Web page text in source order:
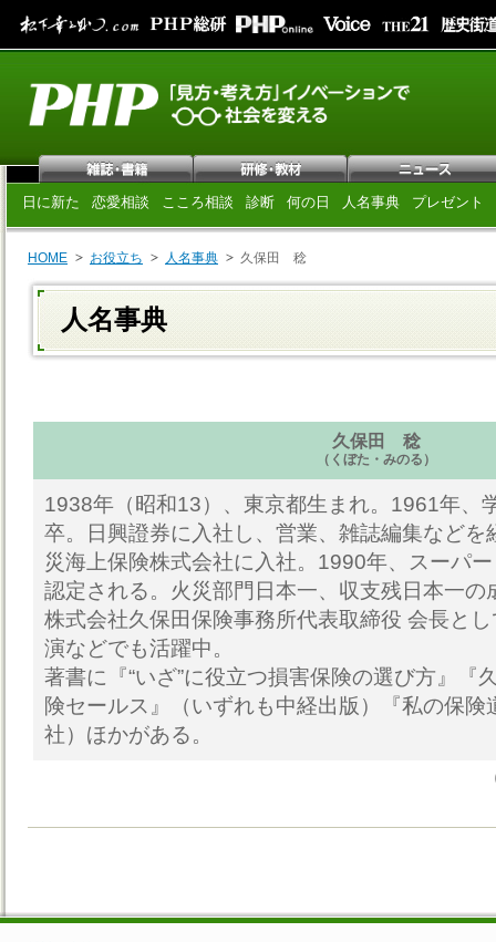
日に新た 恋愛相談 こころ相談 診断 何の日 人名事典 プレゼント
HOME お役立ち 人名事典 久保田 稔
人名事典
久保田 稔
（くぼた・みのる）
1938年（昭和13）、東京都生まれ。1961年、
卒。日興證券に入社し、営業、雑誌編集など
災海上保険株式会社に入社。1990年、スーパ
認定される。火災部門日本一、収支残日本一の
株式会社久保田保険事務所代表取締役 会長と
演などでも活躍中。
著書に『“いざ”に役立つ損害保険の選び方』『
険セールス』（いずれも中経出版）『私の保険
社）ほかがある。